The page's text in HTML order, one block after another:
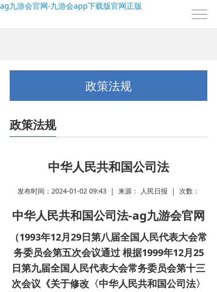
ag九游会官网-九游会app下载版官网正版
政策法规
政策法规
中华人民共和国公司法
发布时间：2024-01-02 09:43 | 来源： 人民日报 | 次数：
中华人民共和国公司法-ag九游会官网
（1993年12月29日第八届全国人民代表大会常
务委员会第五次会议通过 根据1999年12月25
日第九届全国人民代表大会常务委员会第十三
次会议《关于修改〈中华人民共和国公司法〉